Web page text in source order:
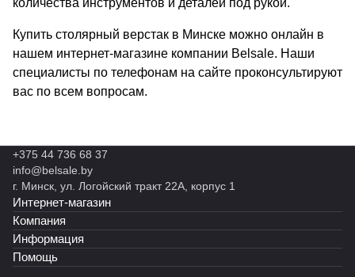
Купить столярный верстак в Минске можно онлайн в
нашем интернет-магазине компании Belsale. Наши
специалисты по телефонам на сайте проконсультируют
вас по всем вопросам.
+375 44 736 68 37
info@belsale.by
г. Минск, ул. Логойский тракт 22А, корпус 1
Интернет-магазин
Компания
Информация
Помощь